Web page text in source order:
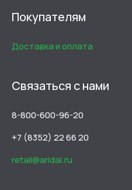
Покупателям
Доставка и оплата
Связаться с нами
8-800-600-96-20
+7 (8352) 22 66 20
retail@aridal.ru